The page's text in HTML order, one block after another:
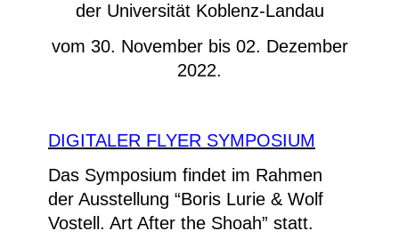
der Universität Koblenz-Landau
vom 30. November bis 02. Dezember
2022.
DIGITALER FLYER SYMPOSIUM
Das Symposium findet im Rahmen
der Ausstellung “Boris Lurie & Wolf
Vostell. Art After the Shoah” statt.